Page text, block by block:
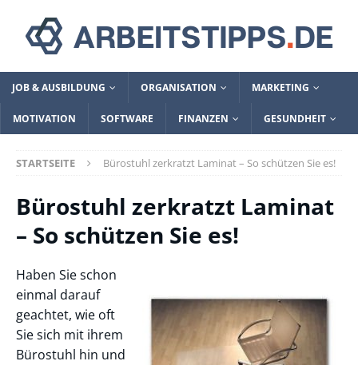
JOB & AUSBILDUNG ORGANISATION MARKETING
MOTIVATION SOFTWARE FINANZEN GESUNDHEIT
STARTSEITE Bürostuhl zerkratzt Laminat – So schützen Sie es!
Bürostuhl zerkratzt Laminat
– So schützen Sie es!
Haben Sie schon
einmal darauf
geachtet, wie oft
Sie sich mit ihrem
Bürostuhl hin und